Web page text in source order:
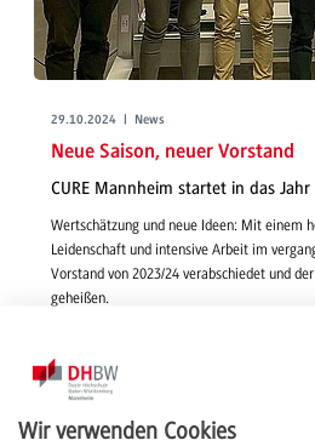
29.10.2024 | News
Neue Saison, neuer Vorstand
CURE Mannheim startet in das Jahr
Wertschätzung und neue Ideen: Mit einem
Leidenschaft und intensive Arbeit im
Vorstand von 2023/24 verabschiedet und
geheißen.
Wir verwenden Cookies